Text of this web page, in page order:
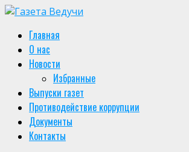
Skip
content
Primary
Menu
Главная
О нас
Новости
Избранные
Выпуски газет
Противодействие коррупции
Документы
Контакты